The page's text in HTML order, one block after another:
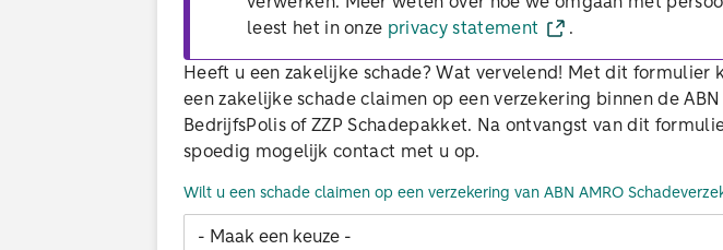
leest het in onze privacy statement .
Heeft u een zakelijke schade? Wat vervelend! Met dit formulier
een zakelijke schade claimen op een verzekering binnen de ABN
BedrijfsPolis of ZZP Schadepakket. Na ontvangst van dit
spoedig mogelijk contact met u op.
Wilt u een schade claimen op een verzekering van ABN AMRO